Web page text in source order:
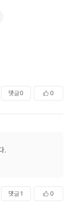
댓글0 0
.
댓글 1 0